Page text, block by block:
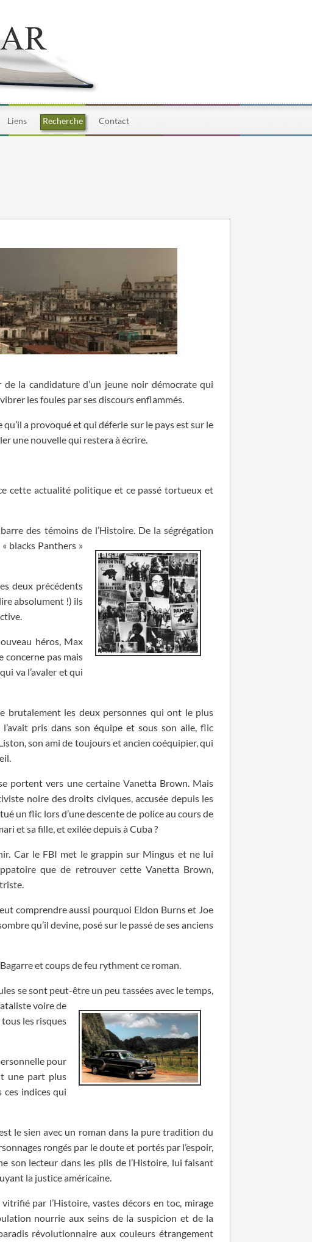
Liens Recherche Contact
la candidature d’un jeune noir démocrate qui
les foules par ses discours enflammés.
a provoqué et qui déferle sur le pays est sur le
une nouvelle qui restera à écrire.
cette actualité politique et ce passé tortueux et
des témoins de l’Histoire. De la ségrégation
« blacks Panthers »
deux précédents
absolument !) ils
héros, Max
concerne pas mais
va l’avaler et qui
brutalement les deux personnes qui ont le plus
pris dans son équipe et sous son aile, flic
son ami de toujours et ancien coéquipier, qui
portent vers une certaine Vanetta Brown. Mais
noire des droits civiques, accusée depuis les
un flic lors d’une descente de police au cours de
et sa fille, et exilée depuis à Cuba ?
Car le FBI met le grappin sur Mingus et ne lui
que de retrouver cette Vanetta Brown,
comprendre aussi pourquoi Eldon Burns et Joe
qu’il devine, posé sur le passé de ses anciens
et coups de feu rythment ce roman.
se sont peut-être un peu tassées avec le temps,
voire de
les risques
pour
une part plus
indices qui
le sien avec un roman dans la pure tradition du
rongés par le doute et portés par l’espoir,
son lecteur dans les plis de l’Histoire, lui faisant
la justice américaine.
par l’Histoire, vastes décors en toc, mirage
nourrie aux seins de la suspicion et de la
révolutionnaire aux couleurs étrangement